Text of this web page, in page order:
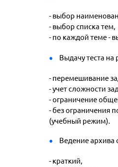
- выбор
- выбор списка тем,
- по каждой теме -
Выдачу теста
- перемешивание
- учет сложности
- ограничение
- без ограничения
(учебный режим).
Ведение архива
- краткий,